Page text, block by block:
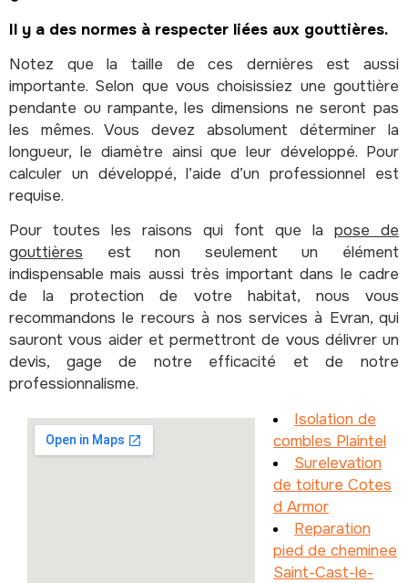
Il y a des normes à respecter liées aux gouttières.
Notez que la taille de ces dernières est aussi
importante. Selon que vous choisissiez une gouttière
pendante ou rampante, les dimensions ne seront pas
les mêmes. Vous devez absolument déterminer la
longueur, le diamètre ainsi que leur développé. Pour
calculer un développé, l’aide d’un professionnel est
requise.
Pour toutes les raisons qui font que la pose de
gouttières est non seulement un élément
indispensable mais aussi très important dans le cadre
de la protection de votre habitat, nous vous
recommandons le recours à nos services à Evran, qui
sauront vous aider et permettront de vous délivrer un
devis, gage de notre efficacité et de notre
professionnalisme.
Isolation de
combles Plaintel
Surelevation
de toiture Cotes
d Armor
Reparation
pied de cheminee
Saint-Cast-le-